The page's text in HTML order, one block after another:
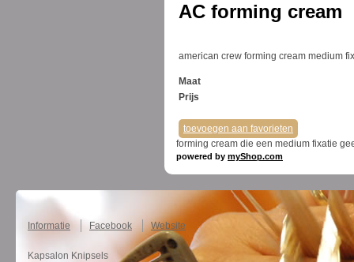
AC forming cream
american crew forming cream medium
Maat
Prijs
toevoegen aan favorieten
forming cream die een medium fixatie
powered by myShop.com
Informatie Facebook Website
Kapsalon Knipsels